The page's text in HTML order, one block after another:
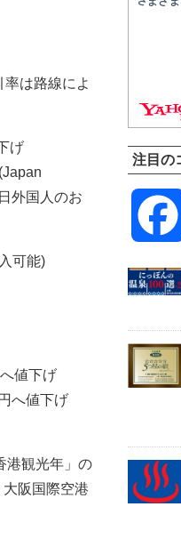
は路線によ
げ
外国人のお
可能)
値下げ
値下げ
港観光年」の
阪国際空港
注目の